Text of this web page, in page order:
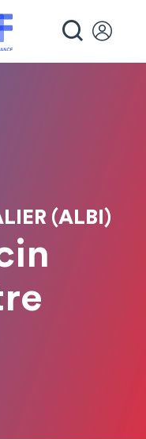
(ALBI)